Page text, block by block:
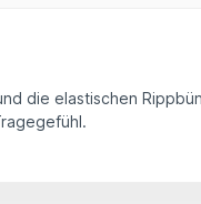
die elastischen